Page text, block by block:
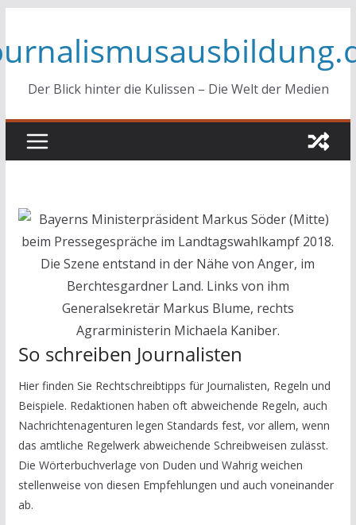
springen
Der Blick hinter die Kulissen – Die Welt der Medien
So schreiben Journalisten
Hier finden Sie Rechtschreibtipps für Journalisten, Regeln und
Beispiele. Redaktionen haben oft abweichende Regeln, auch
Nachrichtenagenturen legen Standards fest, vor allem, wenn
das amtliche Regelwerk abweichende Schreibweisen zulässt.
Die Wörterbuchverlage von Duden und Wahrig weichen
stellenweise von diesen Empfehlungen und auch voneinander
ab.